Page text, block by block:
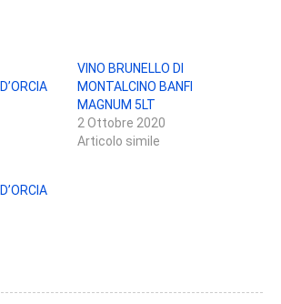
VINO BRUNELLO DI
MONTALCINO BANFI
MAGNUM 5LT
2 Ottobre 2020
Articolo simile